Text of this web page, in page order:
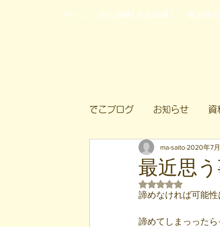
ホーム 自立訓練(生活訓練) 就労移
でこブログ お知らせ 資
最近思
ma-saito 2020年7
5つ星のうちNaN
諦めなければ可能
諦めてしまっった